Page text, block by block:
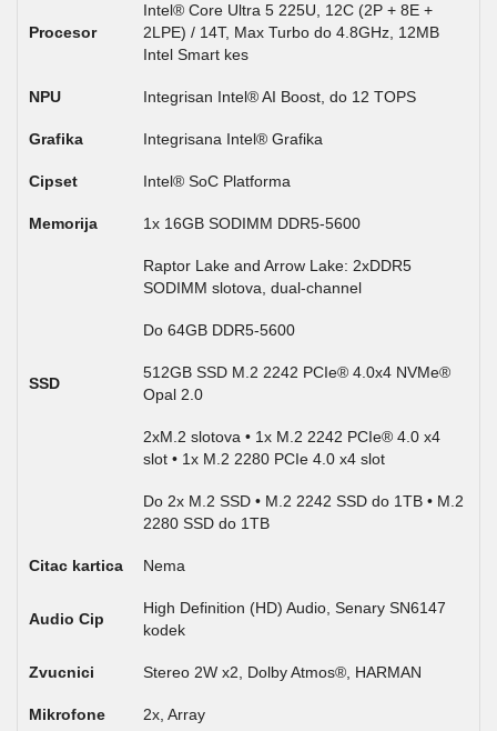
Procesor
Intel® Core Ultra 5 225U, 12C (2P + 8E +
2LPE) / 14T, Max Turbo do 4.8GHz, 12MB
Intel Smart kes
NPU Integrisan Intel® AI Boost, do 12 TOPS
Grafika Integrisana Intel® Grafika
Cipset Intel® SoC Platforma
Memorija 1x 16GB SODIMM DDR5-5600
Raptor Lake and Arrow Lake: 2xDDR5
SODIMM slotova, dual-channel
Do 64GB DDR5-5600
SSD
512GB SSD M.2 2242 PCIe® 4.0x4 NVMe®
Opal 2.0
2xM.2 slotova • 1x M.2 2242 PCIe® 4.0 x4
slot • 1x M.2 2280 PCIe 4.0 x4 slot
Do 2x M.2 SSD • M.2 2242 SSD do 1TB • M.2
2280 SSD do 1TB
Citac kartica Nema
Audio Cip
High Definition (HD) Audio, Senary SN6147
kodek
Zvucnici Stereo 2W x2, Dolby Atmos®, HARMAN
Mikrofone 2x, Array